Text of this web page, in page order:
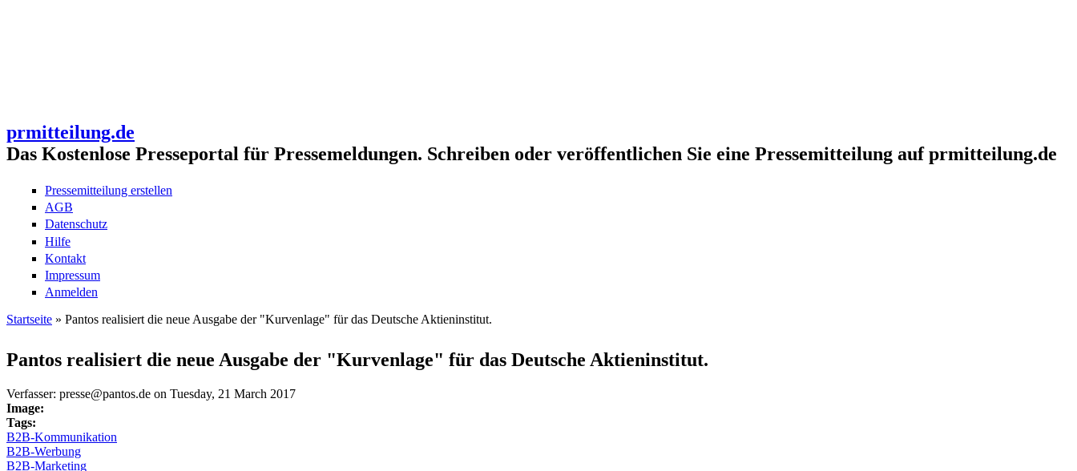
prmitteilung.de
Das Kostenlose Presseportal für Pressemeldungen. Schreiben oder veröffentlichen Sie eine Pressemitteilung auf prmitteilung.de
Pressemitteilung erstellen
AGB
Datenschutz
Hilfe
Kontakt
Impressum
Anmelden
Startseite » Pantos realisiert die neue Ausgabe der "Kurvenlage" für das Deutsche Aktieninstitut.
Pantos realisiert die neue Ausgabe der "Kurvenlage" für das Deutsche Aktieninstitut.
Verfasser: presse@pantos.de on Tuesday, 21 March 2017
Image:
Tags:
B2B-Kommunikation
B2B-Werbung
B2B-Marketing